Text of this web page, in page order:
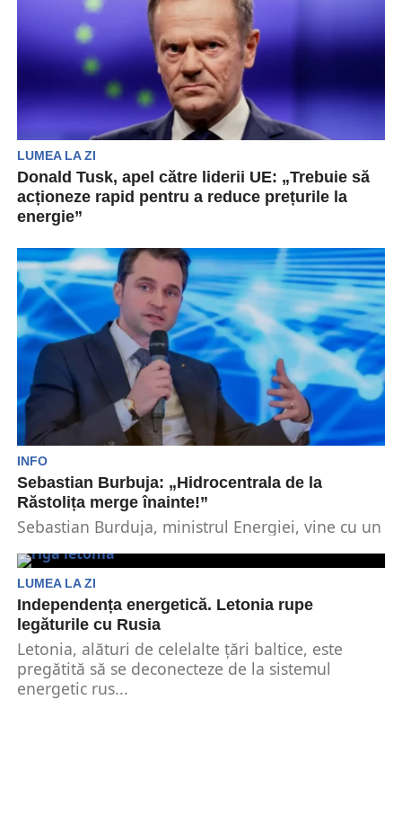
LUMEA LA ZI
Donald Tusk, apel către liderii UE: „Trebuie să
acționeze rapid pentru a reduce prețurile la
energie”
acționeze rapid pentru a reduce prețurile la
energie. De asemenea,...
INFO
Sebastian Burbuja: „Hidrocentrala de la
Răstolița merge înainte!”
Sebastian Burduja, ministrul Energiei, vine cu un
Guvern anunță acum...
LUMEA LA ZI
Independența energetică. Letonia rupe
legăturile cu Rusia
Letonia, alături de celelalte țări baltice, este
pregătită să se deconecteze de la sistemul
energetic rus...